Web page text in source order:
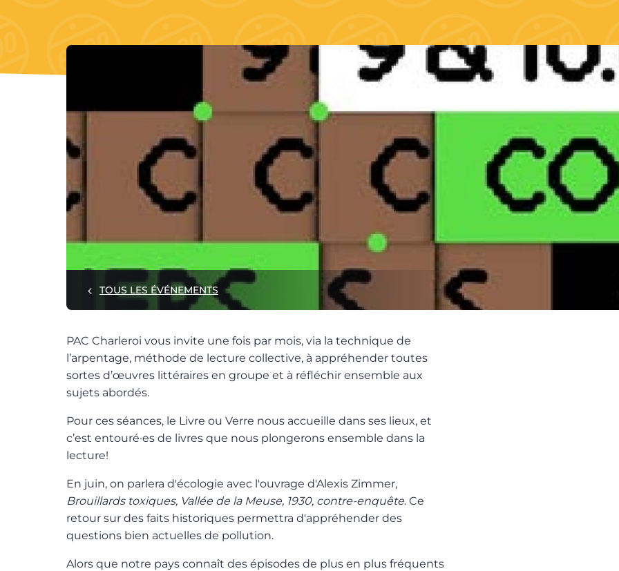
TOUS LES ÉVÉNEMENTS
PAC Charleroi vous invite une fois par mois, via la technique de
l’arpentage, méthode de lecture collective, à appréhender toutes
sortes d’œuvres littéraires en groupe et à réfléchir ensemble aux
sujets abordés.
Pour ces séances, le Livre ou Verre nous accueille dans ses lieux, et
c’est entouré·es de livres que nous plongerons ensemble dans la
lecture!
En juin, on parlera d'écologie avec l'ouvrage d'Alexis Zimmer,
Brouillards toxiques, Vallée de la Meuse, 1930, contre-enquête. Ce
retour sur des faits historiques permettra d'appréhender des
questions bien actuelles de pollution.
Alors que notre pays connaît des épisodes de plus en plus fréquents